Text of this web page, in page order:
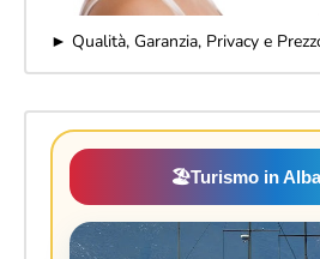
► Qualità, Garanzia, Privacy e
🏖️Turismo in